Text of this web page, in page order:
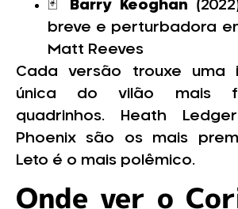
🃏
Barry Keoghan
breve e perturbadora
Matt Reeves
Cada versão trouxe uma
única do vilão mais
quadrinhos. Heath
Phoenix são os mais
Leto é o mais polêmico.
Onde ver o